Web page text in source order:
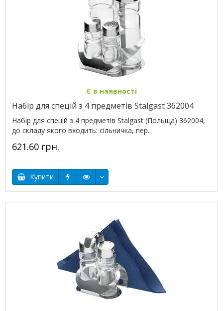
Є в наявності
Набір для спецій з 4 предметів Stalgast 362004
Набір для спецій з 4 предметів Stalgast (Польща) 362004,
до складу якого входить: сільничка, пер..
621.60 грн.
Купити